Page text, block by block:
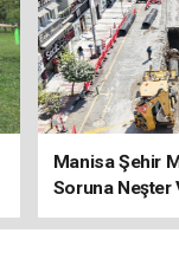
Manisa Şehir
Soruna Neşter